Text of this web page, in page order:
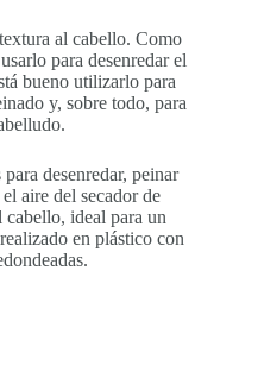
al cabello. Como
para desenredar el
bueno utilizarlo para
y, sobre todo, para
desenredar, peinar
aire del secador de
cabello, ideal para un
en plástico con